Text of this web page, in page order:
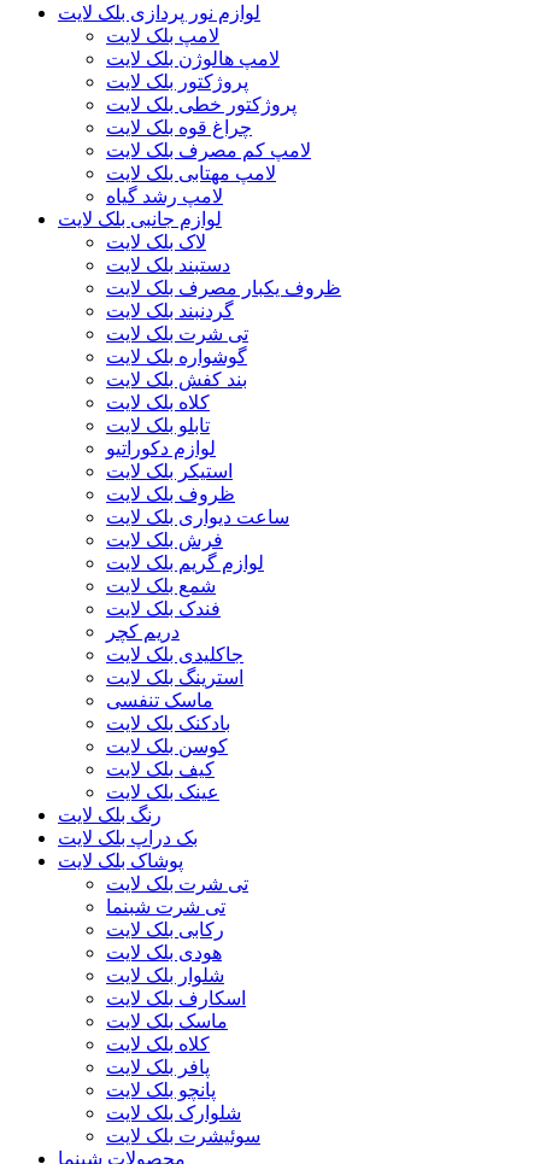
لوازم نور پردازی بلک لایت
لامپ بلک لایت
لامپ هالوژن بلک لایت
پروژکتور بلک لایت
پروژکتور خطی بلک لایت
چراغ قوه بلک لایت
لامپ کم مصرف بلک لایت
لامپ مهتابی بلک لایت
لامپ رشد گیاه
لوازم جانبی بلک لایت
لاک بلک لایت
دستبند بلک لایت
ظروف یکبار مصرف بلک لایت
گردنبند بلک لایت
تی شرت بلک لایت
گوشواره بلک لایت
بند کفش بلک لایت
کلاه بلک لایت
تابلو بلک لایت
لوازم دکوراتیو
استیکر بلک لایت
ظروف بلک لایت
ساعت دیواری بلک لایت
فرش بلک لایت
لوازم گریم بلک لایت
شمع بلک لایت
فندک بلک لایت
دریم کچر
جاکلیدی بلک لایت
استرینگ بلک لایت
ماسک تنفسی
بادکنک بلک لایت
کوسن بلک لایت
کیف بلک لایت
عینک بلک لایت
رنگ بلک لایت
بک دراپ بلک لایت
پوشاک بلک لایت
تی شرت بلک لایت
تی شرت شبنما
رکابی بلک لایت
هودی بلک لایت
شلوار بلک لایت
اسکارف بلک لایت
ماسک بلک لایت
کلاه بلک لایت
پافر بلک لایت
پانچو بلک لایت
شلوارک بلک لایت
سوئیشرت بلک لایت
محصولات شبنما